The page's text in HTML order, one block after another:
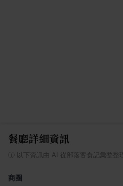
餐廳詳細資訊
以下資訊由 AI 從部落客食記彙整整理
商圈